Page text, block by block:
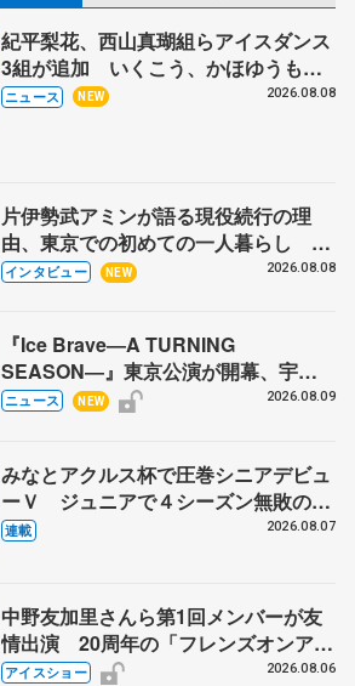
紀平梨花、西山真瑚組らアイスダンス
3組が追加 いくこう、かほゆうも、
木下グループ杯
ニュース NEW 2026.08.08
片伊勢武アミンが語る現役続行の理
由、東京での初めての一人暮らし 注
目スケーターの「今」に迫る
インタビュー NEW 2026.08.08
『Ice Brave―A TURNING
SEASON―』東京公演が開幕、宇野
昌磨の『Ice Brave』にかける思いを
ニュース NEW 2026.08.09
みなとアクルス杯で圧巻シニアデビュ
ーＶ ジュニアで４シーズン無敗の島
田麻央
連載 2026.08.07
中野友加里さんら第1回メンバーが友
情出演 20周年の「フレンズオンアイ
ス」 宮本賢二さん、有川梨絵さん、
アイスショー 2026.08.06